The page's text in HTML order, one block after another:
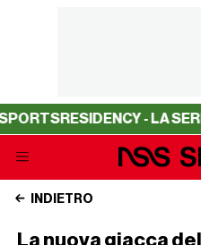
- LA SERIE A
INDIETRO
La nuova giacca